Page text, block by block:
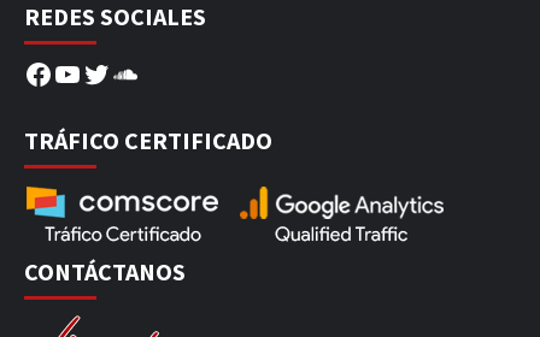
REDES SOCIALES
Facebook
YouTube
Twitter
SoundCloud
TRÁFICO CERTIFICADO
CONTÁCTANOS